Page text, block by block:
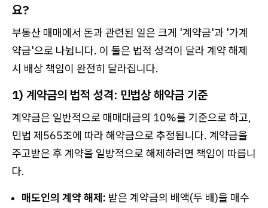
요?
부동산 매매에서 돈과 관련된 일은 크게 '계약금'과 '가계
약금'으로 나뉩니다. 이 둘은 법적 성격이 달라 계약 해제
시 배상 책임이 완전히 달라집니다.
1) 계약금의 법적 성격: 민법상 해약금 기준
계약금은 일반적으로 매매대금의 10%를 기준으로 하고,
민법 제565조에 따라 해약금으로 추정됩니다. 계약금을
주고받은 후 계약을 일방적으로 해제하려면 책임이 따릅니
다.
매도인의 계약 해제: 받은 계약금의 배액(두 배)을 매수